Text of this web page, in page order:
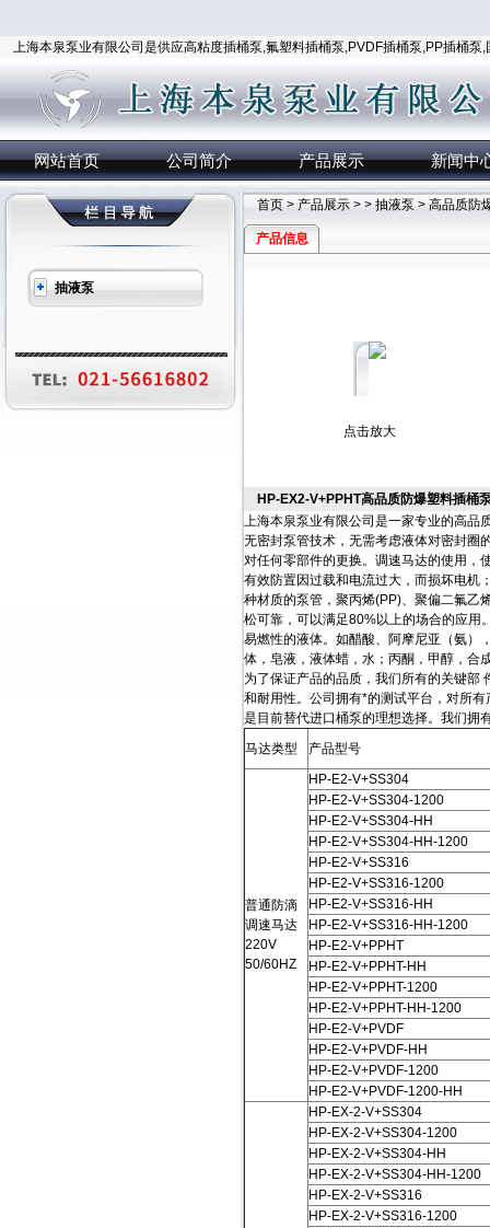
上海本泉泵业有限公司是供应高粘度插桶泵,氟塑料插桶泵,PVDF插桶泵,PP插桶泵
网站首页 公司简介 产品展示 新闻中
抽液泵
首页 > 产品展示 > > 抽液泵 > 高品质防
产品信息
点击放大
HP-EX2-V+PPHT高品质防爆塑料插桶
上海本泉泵业有限公司是一家专业的高品
无密封泵管技术，无需考虑液体对密封圈
对任何零部件的更换。调速马达的使用，
有效防置因过载和电流过大，而损坏电机
种材质的泵管，聚丙烯(PP)、聚偏二氟乙
松可靠，可以满足80%以上的场合的应
易燃性的液体。如醋酸、阿摩尼亚（氨）
体，皂液，液体蜡，水；丙酮，甲醇，合
为了保证产品的品质，我们所有的关键部
和耐用性。公司拥有*的测试平台，对所
是目前替代进口桶泵的理想选择。我们拥
马达类型
产品型号
普通防滴
调速马达
220V
50/60HZ
HP-E2-V+SS304
HP-E2-V+SS304-1200
HP-E2-V+SS304-HH
HP-E2-V+SS304-HH-1200
HP-E2-V+SS316
HP-E2-V+SS316-1200
HP-E2-V+SS316-HH
HP-E2-V+SS316-HH-1200
HP-E2-V+PPHT
HP-E2-V+PPHT-HH
HP-E2-V+PPHT-1200
HP-E2-V+PPHT-HH-1200
HP-E2-V+PVDF
HP-E2-V+PVDF-HH
HP-E2-V+PVDF-1200
HP-E2-V+PVDF-1200-HH
HP-EX-2-V+SS304
HP-EX-2-V+SS304-1200
HP-EX-2-V+SS304-HH
HP-EX-2-V+SS304-HH-1200
HP-EX-2-V+SS316
HP-EX-2-V+SS316-1200